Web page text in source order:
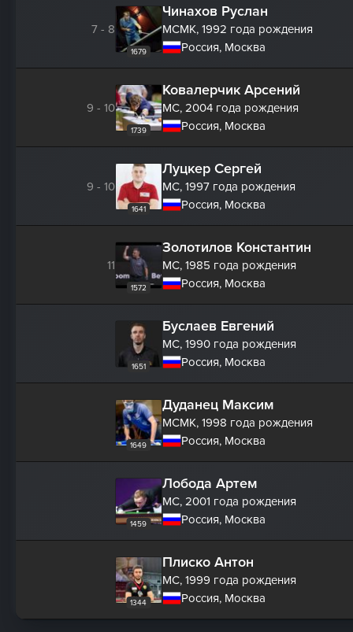
7 - 8
1679
Чинахов Руслан
МСМК, 1992 года рождения
Россия, Москва
9 - 10
1739
Ковалерчик Арсений
МС, 2004 года рождения
Россия, Москва
9 - 10
1641
Луцкер Сергей
МС, 1997 года рождения
Россия, Москва
11
1572
Золотилов Константин
МС, 1985 года рождения
Россия, Москва
1651
Буслаев Евгений
МС, 1990 года рождения
Россия, Москва
1649
Дуданец Максим
МСМК, 1998 года рождения
Россия, Москва
1459
Лобода Артем
МС, 2001 года рождения
Россия, Москва
1344
Плиско Антон
МС, 1999 года рождения
Россия, Москва